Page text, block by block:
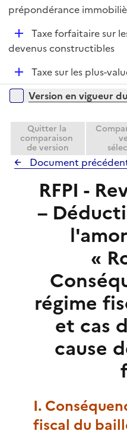
ié
i
prépondérance
D
é
e
r
Taxe forfaitaire sur
devenus constructibles
D
é
p
e
r
Taxe sur les plus-
Versions sur la période
Version en vigueur
Quitter la
comparaison
de version
Document
RFPI -
–
«
régime
et cas
cause
I.
fiscal du